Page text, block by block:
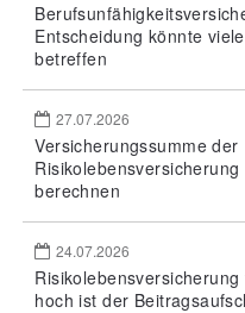
Entscheidung könnte
betreffen
27.07.2026
Versicherungssumme der
Risikolebensversicherung
berechnen
24.07.2026
hoch ist der